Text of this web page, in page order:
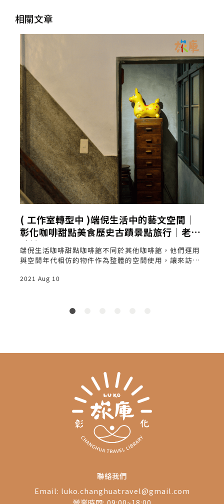
相關文章
( 工作室轉型中 )端倪生活中的藝文空間│
彰化咖啡甜點美食歷史古蹟景點旅行│老屋
點燈
端倪生活咖啡甜點咖啡館不同於其他咖啡館，他們運用
與空間年代相仿的物件作為整體的空間使用，讓來訪的
2021 Aug 10
聯絡我們
Email: luko.changhuatravel@gmail.com